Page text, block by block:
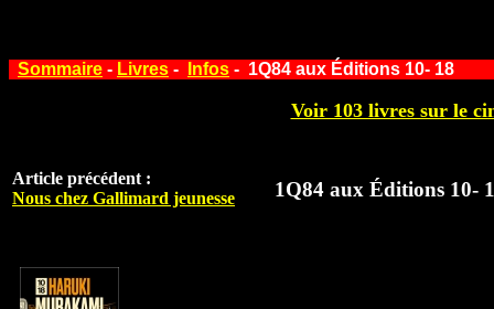
Sommaire - Livres - Infos - 1Q84 aux Éditions 10- 18
Voir 103 livres sur le
Article précédent :
Nous chez Gallimard jeunesse
1Q84 aux Éditions 10-